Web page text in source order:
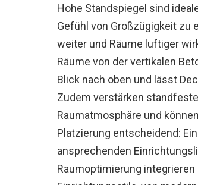
Hohe Standspiegel sind
Gefühl von Großzügigkeit zu
weiter und Räume luftiger
Räume von der vertikalen
Blick nach oben und lässt
Zudem verstärken
Raumatmosphäre und
Platzierung entscheidend:
ansprechenden
Raumoptimierung